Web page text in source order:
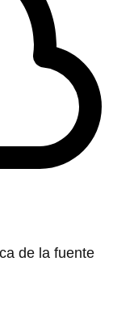
de la fuente